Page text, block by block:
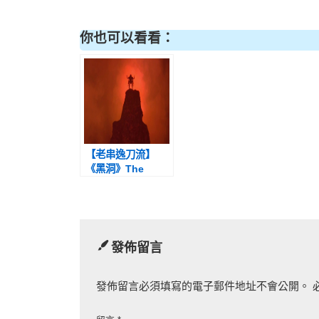
你也可以看看：
【老串逸刀流】
《黑洞》The
發佈留言
發佈留言必須填寫的電子郵件地址不會公開。